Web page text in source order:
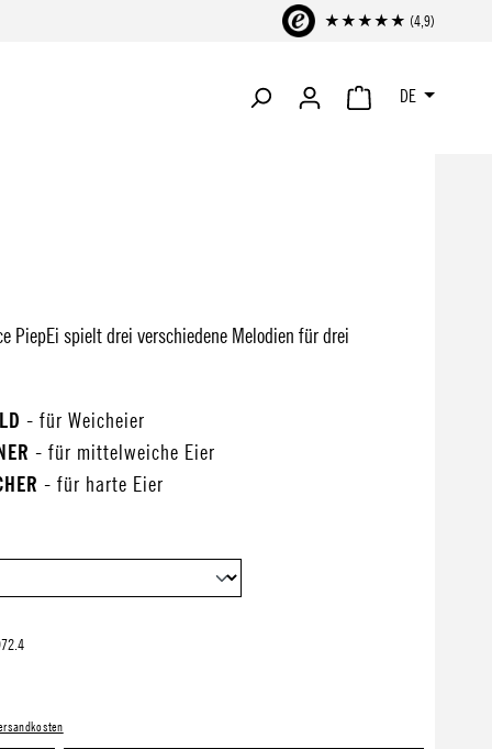
★★★★★ (4,9)
WARENKORB
DE
PiepEi spielt drei verschiedene Melodien für drei
- für Weicheier
- für mittelweiche Eier
- für harte Eier